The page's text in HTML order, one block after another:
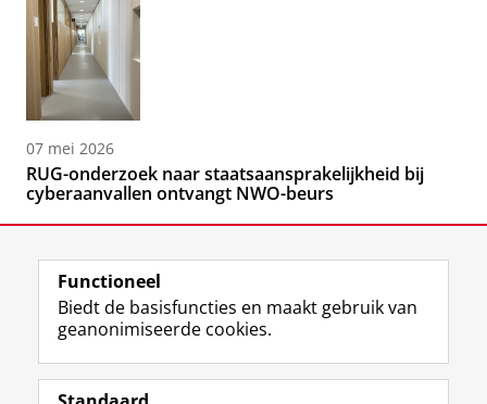
07 mei 2026
RUG-onderzoek naar staatsaansprakelijkheid bij
cyberaanvallen ontvangt NWO-beurs
Volg de RUG
F
a
L
i
R
S
I
n
Y
o
Functioneel
Biedt de basisfuncties en maakt gebruik van
geanonimiseerde cookies.